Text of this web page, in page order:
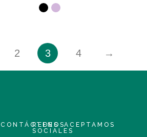
2 3 4 →
CONTÁCTENOS
REDES
SOCIALES
ACEPTAMOS